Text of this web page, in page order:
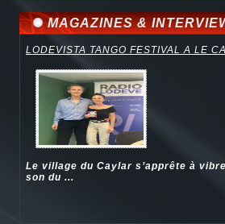
MAGAZINES &
LODEVISTA TANGO FESTIVAL A LE
Le village du Caylar s’apprête à
son du ...